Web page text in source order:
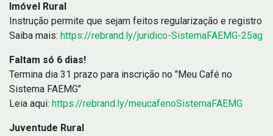
Imóvel Rural
Instrução permite que sejam feitos regularização e registro
Saiba mais: https://rebrand.ly/juridico-SistemaFAEMG-25ag
Faltam só 6 dias!
Termina dia 31 prazo para inscrição no "Meu Café no
Sistema FAEMG"
Leia aqui: https://rebrand.ly/meucafenoSistemaFAEMG
Juventude Rural